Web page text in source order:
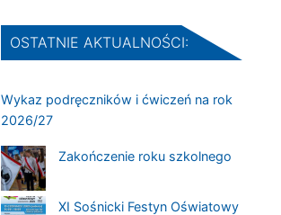
OSTATNIE AKTUALNOŚCI:
Wykaz podręczników i ćwiczeń na rok
2026/27
Zakończenie roku szkolnego
XI Sośnicki Festyn Oświatowy